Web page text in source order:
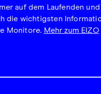
auf dem Laufenden und
die wichtigsten
Monitore. Mehr zum EIZO